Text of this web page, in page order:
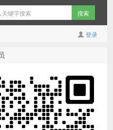
登录